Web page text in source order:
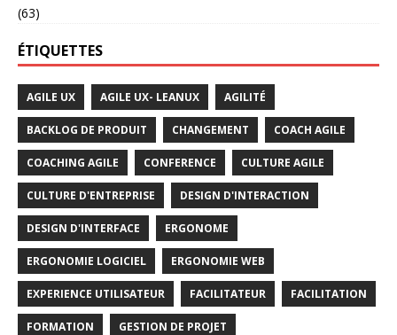
(63)
ÉTIQUETTES
AGILE UX AGILE UX- LEANUX AGILITÉ
BACKLOG DE PRODUIT CHANGEMENT COACH AGILE
COACHING AGILE CONFERENCE CULTURE AGILE
CULTURE D'ENTREPRISE DESIGN D'INTERACTION
DESIGN D'INTERFACE ERGONOME
ERGONOMIE LOGICIEL ERGONOMIE WEB
EXPERIENCE UTILISATEUR FACILITATEUR FACILITATION
FORMATION GESTION DE PROJET